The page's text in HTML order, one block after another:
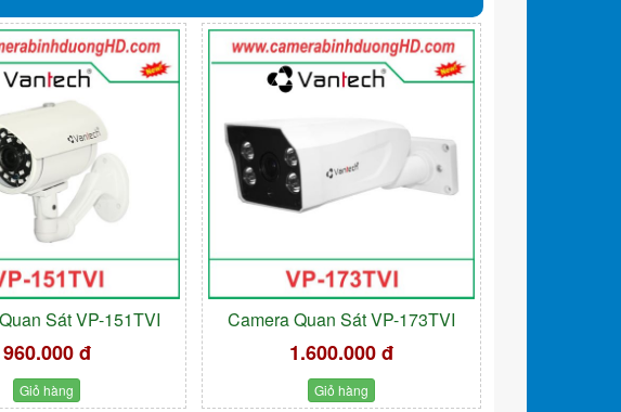
Sát VP-151TVI
960.000 đ
Giỏ hàng
Camera Quan Sát VP-173TVI
1.600.000 đ
Giỏ hàng